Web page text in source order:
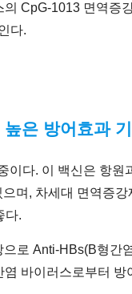
CpG-1013 면역
다.
은 방어효과
이다. 이 백신은 항
며, 차세대 면역증
다.
로 Anti-HBs(B형
바이러스로부터